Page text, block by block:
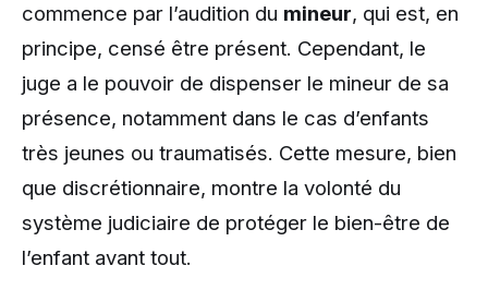
commence par l’audition du mineur, qui est, en
principe, censé être présent. Cependant, le
juge a le pouvoir de dispenser le mineur de sa
présence, notamment dans le cas d’enfants
très jeunes ou traumatisés. Cette mesure, bien
que discrétionnaire, montre la volonté du
système judiciaire de protéger le bien-être de
l’enfant avant tout.